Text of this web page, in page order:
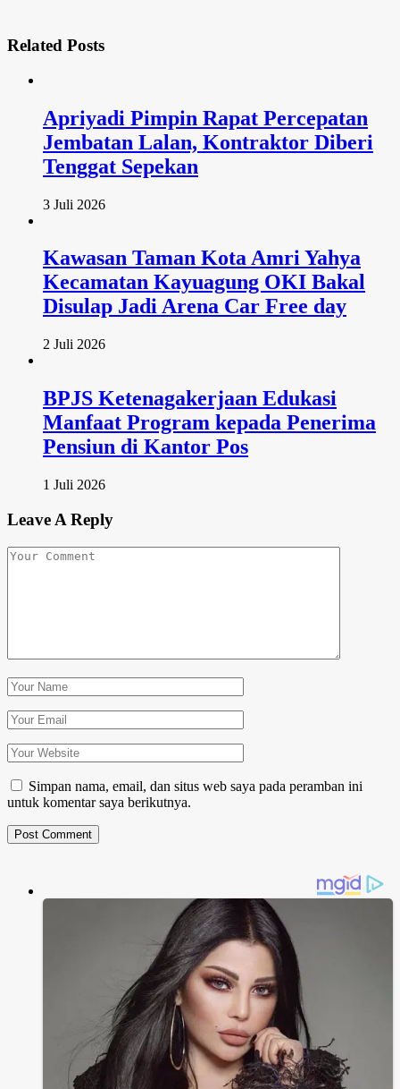
Related Posts
Apriyadi Pimpin Rapat Percepatan
Jembatan Lalan, Kontraktor Diberi
Tenggat Sepekan
3 Juli 2026
Kawasan Taman Kota Amri Yahya
Kecamatan Kayuagung OKI Bakal
Disulap Jadi Arena Car Free day
2 Juli 2026
BPJS Ketenagakerjaan Edukasi
Manfaat Program kepada Penerima
Pensiun di Kantor Pos
1 Juli 2026
Leave A Reply
Simpan nama, email, dan situs web saya pada peramban ini
untuk komentar saya berikutnya.